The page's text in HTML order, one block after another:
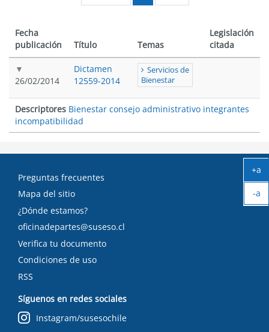
Fecha
publicación
Título Temas
Legislación
citada
26/02/2014
Dictamen
12559-2014
Servicios de
Bienestar
Descriptores Bienestar consejo administrativo integrantes
incompatibilidad
Preguntas frecuentes
Mapa del sitio
¿Dónde estamos?
oficinadepartes@suseso.cl
Verifica tu documento
Condiciones de uso
RSS
Síguenos en redes sociales
Instagram/susesochile
+a
-a